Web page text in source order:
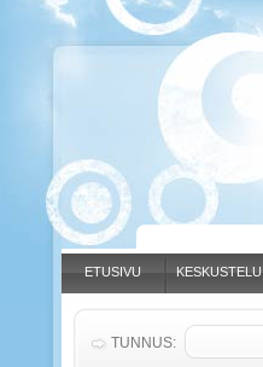
ETUSIVU KESKUSTELU
TUNNUS: